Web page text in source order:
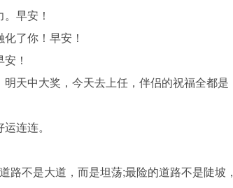
早安！
了你！早安！
！
天中大奖，今天去上任，伴侣的祝福全都是
连连。
路不是大道，而是坦荡;最险的道路不是陡坡，